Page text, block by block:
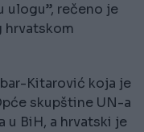
ulogu”, rečeno je
hrvatskom
Kitarović koja je
skupštine UN-a
u BiH, a hrvatski je